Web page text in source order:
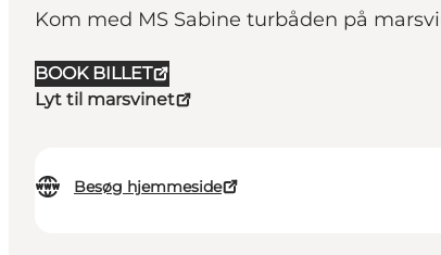
Kom med MS Sabine turbåden på
BOOK BILLET
Lyt til marsvinet
Besøg hjemmeside